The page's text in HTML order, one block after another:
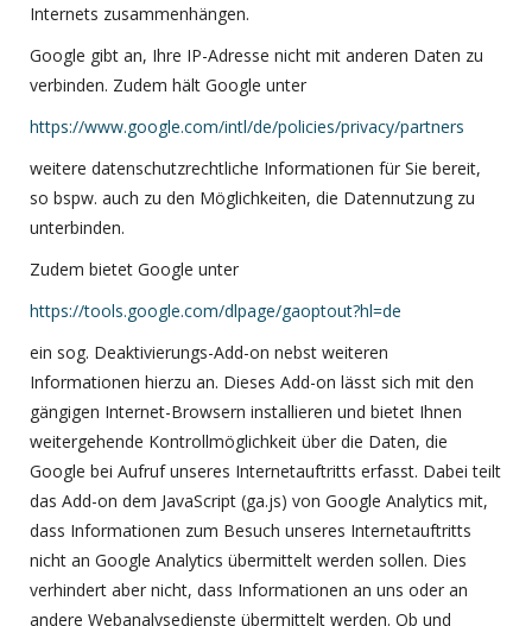
Internets zusammenhängen.
Google gibt an, Ihre IP-Adresse nicht mit anderen Daten zu
verbinden. Zudem hält Google unter
https://www.google.com/intl/de/policies/privacy/partners
weitere datenschutzrechtliche Informationen für Sie bereit,
so bspw. auch zu den Möglichkeiten, die Datennutzung zu
unterbinden.
Zudem bietet Google unter
https://tools.google.com/dlpage/gaoptout?hl=de
ein sog. Deaktivierungs-Add-on nebst weiteren
Informationen hierzu an. Dieses Add-on lässt sich mit den
gängigen Internet-Browsern installieren und bietet Ihnen
weitergehende Kontrollmöglichkeit über die Daten, die
Google bei Aufruf unseres Internetauftritts erfasst. Dabei teilt
das Add-on dem JavaScript (ga.js) von Google Analytics mit,
dass Informationen zum Besuch unseres Internetauftritts
nicht an Google Analytics übermittelt werden sollen. Dies
verhindert aber nicht, dass Informationen an uns oder an
andere Webanalysedienste übermittelt werden. Ob und